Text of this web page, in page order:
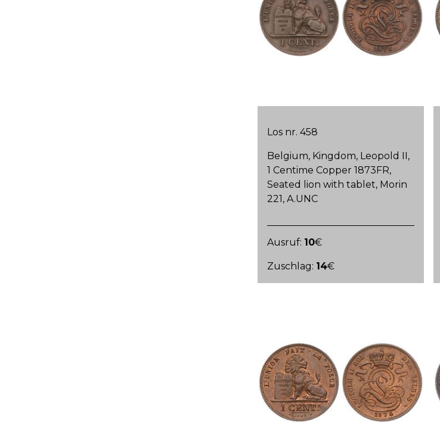
Los nr. 458
Belgium, Kingdom, Leopold II,
1 Centime Copper 1873FR,
Seated lion with tablet, Morin
221, A.UNC
Ausruf: 10€
Zuschlag: 14€